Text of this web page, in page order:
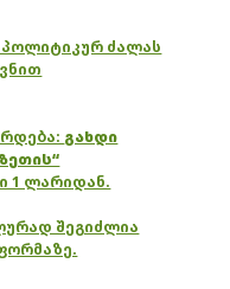
ძალას
გახდი
1 ლარიდან.
შეგიძლია